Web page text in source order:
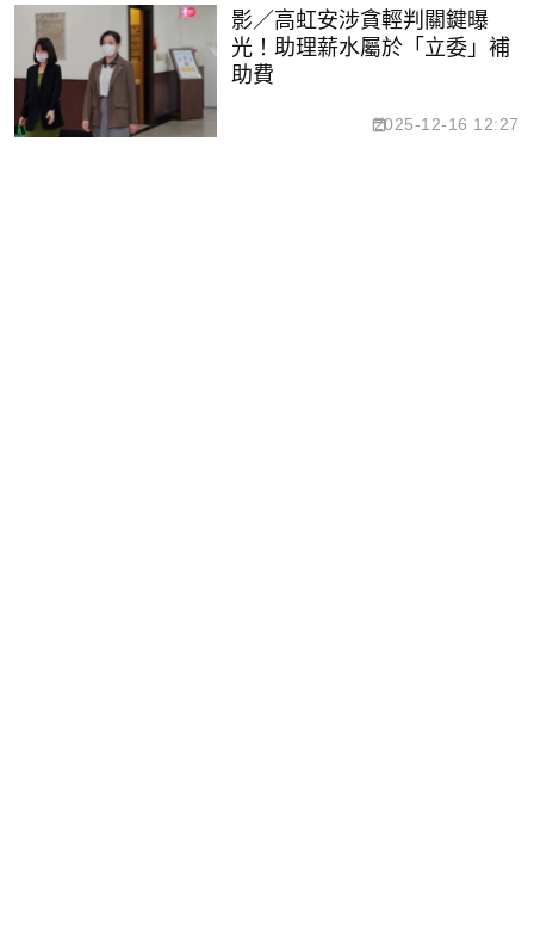
影／高虹安涉貪輕判關鍵曝
光！助理薪水屬於「立委」補
助費
2025-12-16 12:27